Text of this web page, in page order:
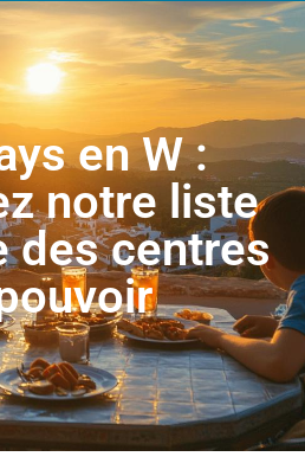
en W :
notre liste
des centres